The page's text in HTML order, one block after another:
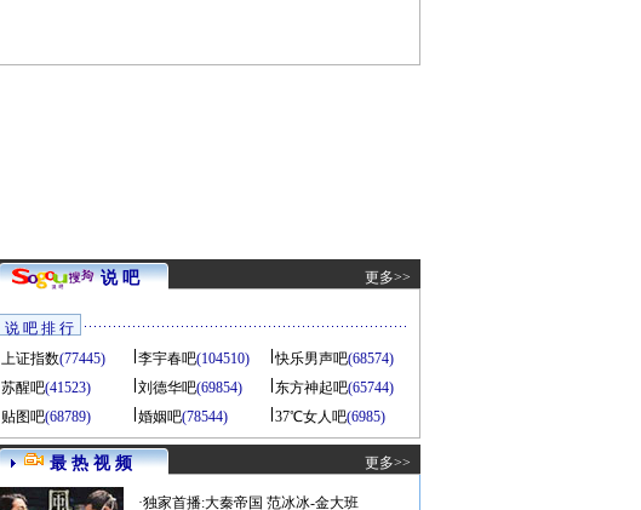
说 吧 更多>>
说 吧 排 行
上证指数(77445) 李宇春吧(104510) 快乐男声吧(68574)
苏醒吧(41523) 刘德华吧(69854) 东方神起吧(65744)
贴图吧(68789) 婚姻吧(78544) 37℃女人吧(6985)
最 热 视 频 更多>>
·独家首播:大秦帝国 范冰冰-金大班